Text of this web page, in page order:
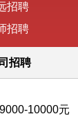
招聘
招聘
招聘
10000元